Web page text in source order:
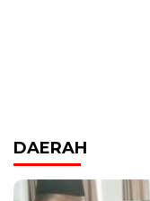
DAERAH